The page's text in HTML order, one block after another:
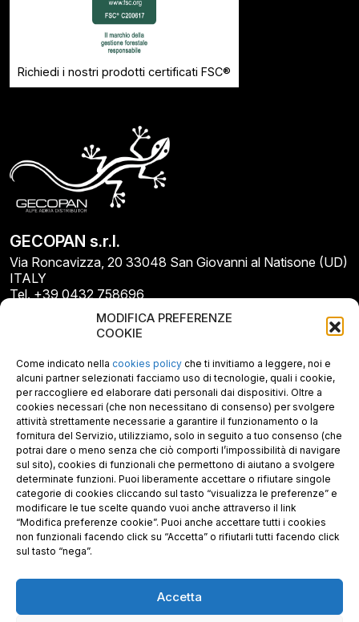
MODIFICA PREFERENZE
COOKIE
Come indicato nella cookies policy che ti invitiamo a leggere, noi e
alcuni partner selezionati facciamo uso di tecnologie, quali i cookie,
per raccogliere ed elaborare dati personali dai dispositivi. Oltre a
cookies necessari (che non necessitano di consenso) per svolgere
attività strettamente necessarie a garantire il funzionamento o la
fornitura del Servizio, utilizziamo, solo in seguito a tuo consenso (che
potrai dare o meno senza che ciò comporti l’impossibilità di navigare
sul sito), cookies di funzionali che permettono di aiutano a svolgere
determinate funzioni. Puoi liberamente accettare o rifiutare singole
categorie di cookies cliccando sul tasto “visualizza le preferenze” e
modificare le tue scelte quando vuoi anche attraverso il link
“Modifica preferenze cookie”. Puoi anche accettare tutti i cookies
non funzionali facendo click su “Accetta” o rifiutarli tutti facendo click
sul tasto “nega”.
Accetta
Richiedi i nostri prodotti certificati FSC®
GECOPAN s.r.l.
Via Roncavizza, 20 33048 San Giovanni al Natisone (UD)
ITALY
Tel. +39 0432 758696
E-mail: info@gecopan.it
E-mail PEC: gecopan@pec.it
P.I. E C.F. 02487660306
N. REA UD 264834
Capitale sociale € 30.000
Richiedi i nostri prodotti certificati FSC®